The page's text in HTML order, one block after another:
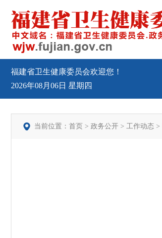
福建省卫生健康委员会欢迎您！
2026年08月06日 星期四
当前位置： 首页 > 政务公开 > 工作动态 >